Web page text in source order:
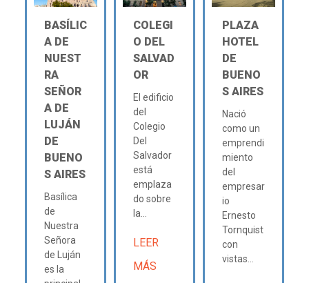
BASÍLIC
A DE
NUEST
RA
SEÑOR
A DE
LUJÁN
DE
BUENO
S AIRES
Basílica
de
Nuestra
Señora
de Luján
es la
COLEGI
O DEL
SALVAD
OR
El edificio
del
Colegio
Del
Salvador
está
emplaza
do sobre
la...
LEER
MÁS
PLAZA
HOTEL
DE
BUENO
S AIRES
Nació
como un
emprendi
miento
del
empresar
io
Ernesto
Tornquist
con
vistas...